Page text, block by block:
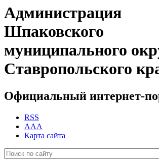
Администрация
Шпаковского
муниципального
Ставропольского
Официальный интернет-
RSS
AAA
Карта сайта